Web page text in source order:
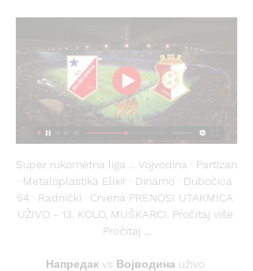
Super rukometna liga ... Vojvodina · Partizan
· Metaloplastika Elixir · Dinamo · Dubočica
54 · Radnički · Crvena PRENOSI UTAKMICA
UŽIVO - 13. KOLO, MUŠKARCI. Pročitaj više
Pročitaj ...
Напредак vs Војводина uživo